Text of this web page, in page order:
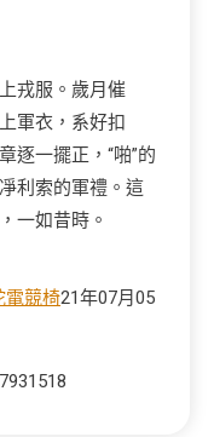
戎服。歲月催
軍衣，系好扣
逐一擺正，“啪”的
利索的軍禮。這
一如昔時。
電競椅21年07月05